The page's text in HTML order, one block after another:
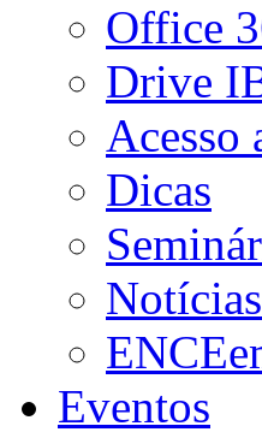
Office
Drive
Acesso
Dicas
Eventos